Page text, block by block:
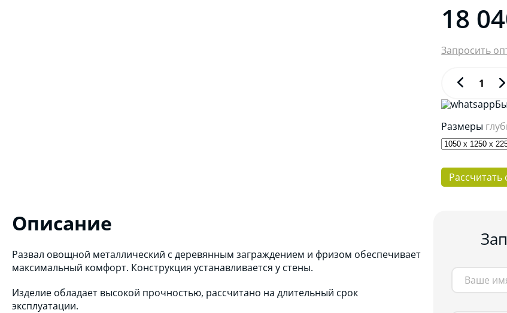
18
Запросить
Размеры
Описание
Развал овощной металлический с деревянным заграждением и фризом обеспечивает
максимальный комфорт. Конструкция устанавливается у стены.
Изделие обладает высокой прочностью, рассчитано на длительный срок
эксплуатации.